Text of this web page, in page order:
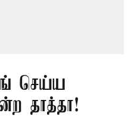
செய்ய
தாத்தா!